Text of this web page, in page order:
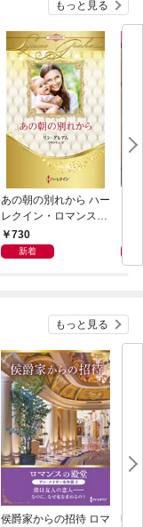
もっと見る
あの朝の別れから ハー
レクイン・ロマンス・
プレミアム～リン・グ
レアム・ベスト・セレ
730
新着
もっと見る
侯爵家からの招待 ロマ
明